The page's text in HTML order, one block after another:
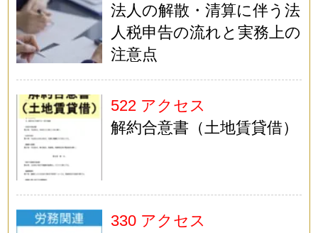
法人の解散・清算に伴う法
人税申告の流れと実務上の
注意点
522 アクセス
解約合意書（土地賃貸借）
330 アクセス